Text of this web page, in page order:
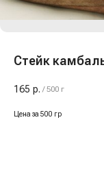
Стейк
165 р. / 500 г
Цена за 500 гр